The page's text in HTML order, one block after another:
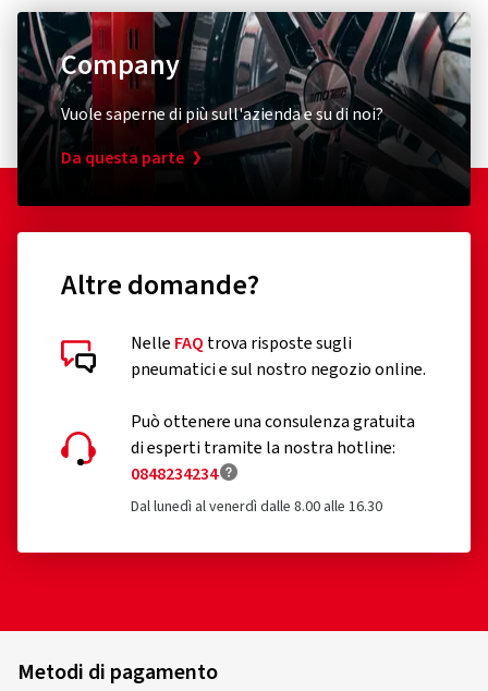
Company
Vuole saperne di più sull'azienda e su di noi?
Da questa parte
Altre domande?
Nelle FAQ trova risposte sugli
pneumatici e sul nostro negozio online.
Può ottenere una consulenza gratuita
di esperti tramite la nostra hotline:
0848234234
Dal lunedì al venerdì dalle 8.00 alle 16.30
Metodi di pagamento